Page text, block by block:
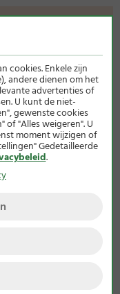
cookies. Enkele zijn
andere dienen om het
advertenties of
U kunt de niet-
gewenste cookies
"Alles weigeren". U
moment wijzigen of
Gedetailleerde
.